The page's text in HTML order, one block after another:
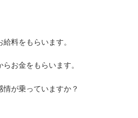
料をもらいます。
お金をもらいます。
が乗っていますか？